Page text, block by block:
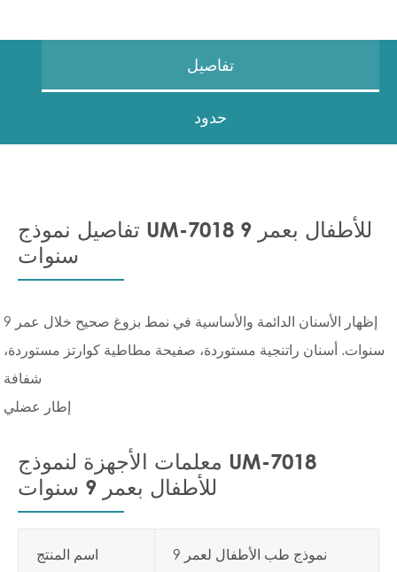
تفاصيل
حدود
تفاصيل نموذج UM-7018 للأطفال بعمر 9
سنوات
إظهار الأسنان الدائمة والأساسية في نمط بزوغ صحيح خلال عمر 9
سنوات. أسنان راتنجية مستوردة، صفيحة مطاطية كوارتز مستوردة،
شفافة
إطار عضلي
معلمات الأجهزة لنموذج UM-7018
للأطفال بعمر 9 سنوات
اسم المنتج
نموذج طب الأطفال لعمر 9